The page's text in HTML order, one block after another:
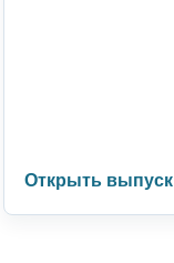
Открыть выпуск